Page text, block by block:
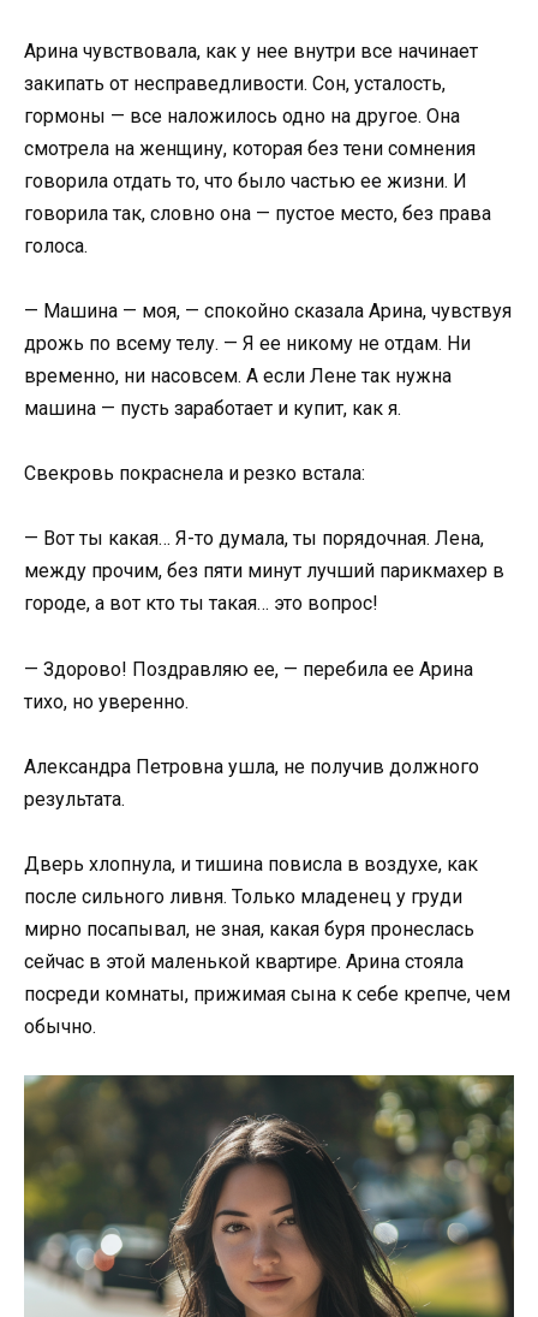
Арина чувствовала, как у нее внутри все начинает
закипать от несправедливости. Сон, усталость,
гормоны — все наложилось одно на другое. Она
смотрела на женщину, которая без тени сомнения
говорила отдать то, что было частью ее жизни. И
говорила так, словно она — пустое место, без права
голоса.
— Машина — моя, — спокойно сказала Арина, чувствуя
дрожь по всему телу. — Я ее никому не отдам. Ни
временно, ни насовсем. А если Лене так нужна
машина — пусть заработает и купит, как я.
Свекровь покраснела и резко встала:
— Вот ты какая… Я-то думала, ты порядочная. Лена,
между прочим, без пяти минут лучший парикмахер в
городе, а вот кто ты такая… это вопрос!
— Здорово! Поздравляю ее, — перебила ее Арина
тихо, но уверенно.
Александра Петровна ушла, не получив должного
результата.
Дверь хлопнула, и тишина повисла в воздухе, как
после сильного ливня. Только младенец у груди
мирно посапывал, не зная, какая буря пронеслась
сейчас в этой маленькой квартире. Арина стояла
посреди комнаты, прижимая сына к себе крепче, чем
обычно.